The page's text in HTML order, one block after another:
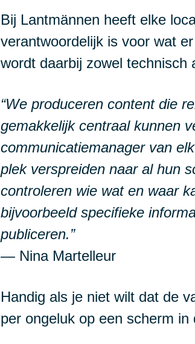
Bij Lantmännen heeft elke
verantwoordelijk is voor wat
wordt daarbij zowel technisch
“We produceren content die
gemakkelijk centraal kunnen
communicatiemanager van
plek verspreiden naar al hun
controleren wie wat en waar
bijvoorbeeld specifieke
publiceren.”
— Nina Martelleur
Handig als je niet wilt dat de
per ongeluk op een scherm